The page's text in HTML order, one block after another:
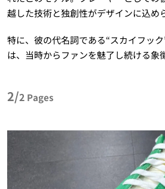
越した技術と独創性がデザインに込め
特に、彼の代名詞である“スカイフッ
は、当時からファンを魅了し続ける象
2/2 Pages